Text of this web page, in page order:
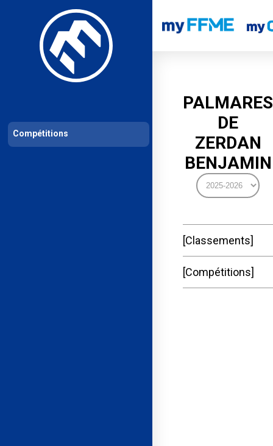
Les compétitions Calendrier de compétitions Classements
PALMARES
DE
ZERDAN
BENJAMIN
Classements
Compétitions
Compétitions